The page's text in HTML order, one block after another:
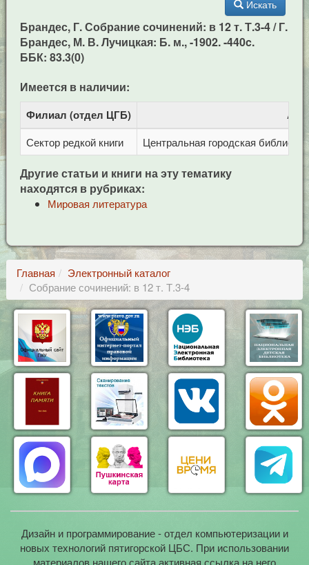
Искать
Брандес, Г. Собрание сочинений: в 12 т. Т.3-4 / Г.
Брандес, М. В. Лучицкая: Б. м., -1902. -440c.
ББК: 83.3(0)
Имеется в наличии:
Филиал (отдел ЦГБ)
Сектор редкой книги Центральная городская
Другие статьи и книги на эту тематику
находятся в рубриках:
Мировая литература
Главная
Электронный каталог
Собрание сочинений: в 12 т. Т.3-4
Дизайн и программирование - отдел компьютеризации и
новых технологий пятигорской ЦБС. При использовании